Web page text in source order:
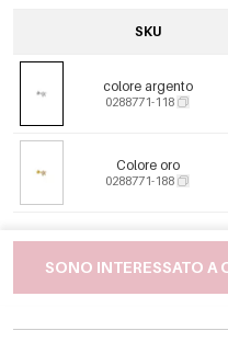
SKU
colore argento
0288771-118
Colore oro
0288771-188
SONO INTERESSATO A